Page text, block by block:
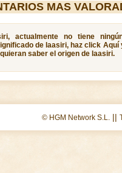
MAS
actualmente no tiene
de laasiri, haz click
saber el origen de laasiri.
© HGM Network S.L. ||